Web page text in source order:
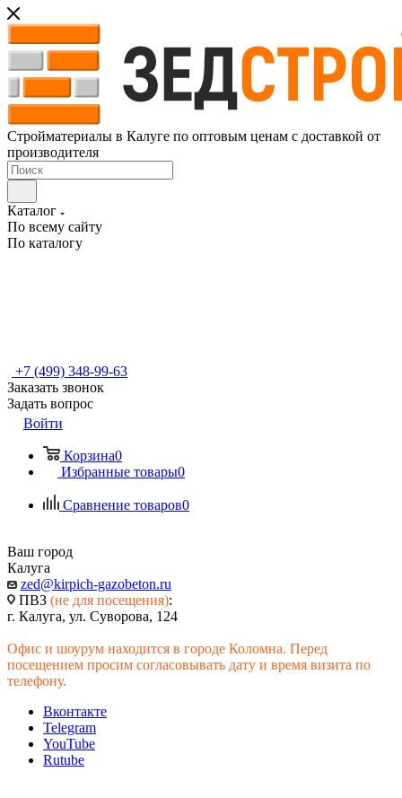
Стройматериалы в Калуге по оптовым ценам с доставкой от
производителя
Каталог
По всему сайту
По каталогу
+7 (499) 348-99-63
Заказать звонок
Задать вопрос
Войти
Корзина0
Избранные товары0
Сравнение товаров0
Ваш город
Калуга
zed@kirpich-gazobeton.ru
ПВЗ (не для посещения):
г. Калуга, ул. Суворова, 124
Офис и шоурум находится в городе Коломна. Перед
посещением просим согласовывать дату и время визита по
телефону.
Вконтакте
Telegram
YouTube
Rutube